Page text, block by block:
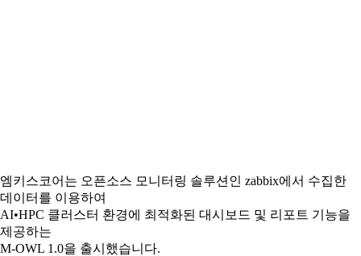
엠키스코어는 오픈소스 모니터링 솔루션인 zabbix에서 수집한
데이터를 이용하여
AI•HPC 클러스터 환경에 최적화된 대시보드 및 리포트 기능을
제공하는
M-OWL 1.0을 출시했습니다.